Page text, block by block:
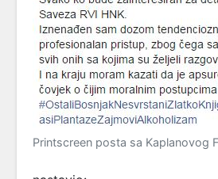
Printscreen posta sa Kaplanovog